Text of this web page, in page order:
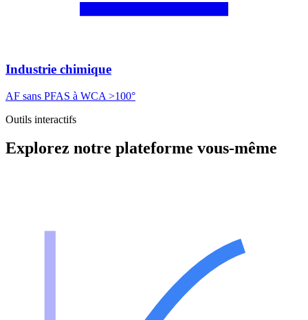
Industrie chimique
AF sans PFAS à WCA >100°
Outils interactifs
Explorez notre plateforme vous-même